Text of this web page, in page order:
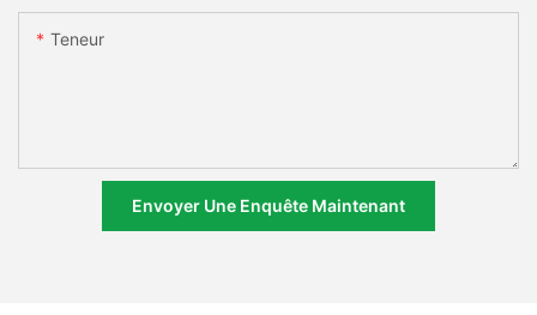
Teneur
Envoyer Une Enquête Maintenant